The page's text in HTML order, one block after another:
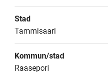
Stad
Tammisaari
Kommun/stad
Raasepori